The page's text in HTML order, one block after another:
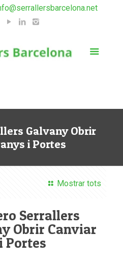
Galvany Obrir
i Portes
Mostrar tots
Serrallers
Obrir Canviar
Portes